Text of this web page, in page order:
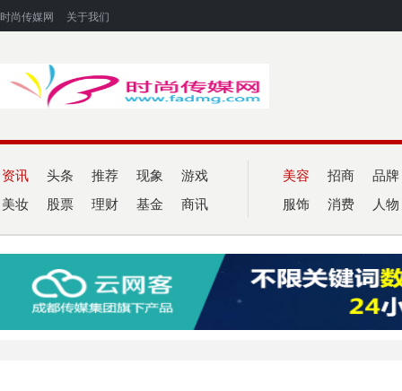
时尚传媒网 关于我们
资讯 头条 推荐 现象 游戏
美妆 股票 理财 基金 商讯
美容 招商 品牌
服饰 消费 人物